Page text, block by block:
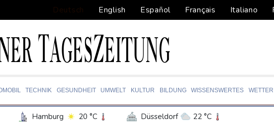
Deutsch English Español Français Italiano
TECHNIK GESUNDHEIT UMWELT KULTUR BILDUNG WISSENSWERTES WETTER
Hamburg 20 °C Düsseldorf
22 °C